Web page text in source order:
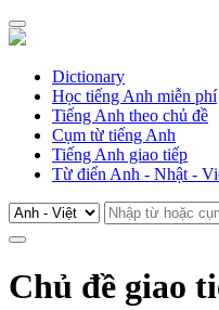
Dictionary
Học tiếng Anh miễn phí
Tiếng Anh theo chủ đề
Cụm từ tiếng Anh
Tiếng Anh giao tiếp
Từ điển Anh - Nhật -
Chủ đề giao